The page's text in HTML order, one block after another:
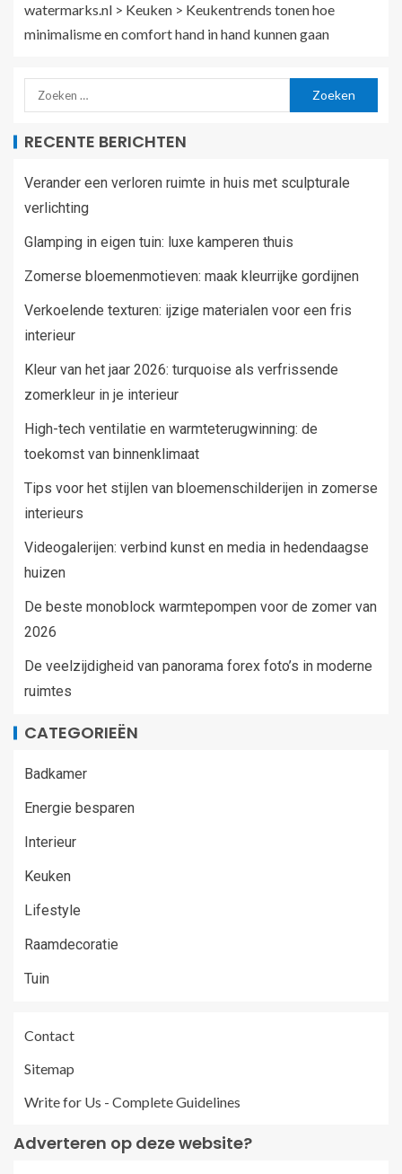
watermarks.nl > Keuken > Keukentrends tonen hoe
minimalisme en comfort hand in hand kunnen gaan
RECENTE BERICHTEN
Verander een verloren ruimte in huis met sculpturale
verlichting
Glamping in eigen tuin: luxe kamperen thuis
Zomerse bloemenmotieven: maak kleurrijke gordijnen
Verkoelende texturen: ijzige materialen voor een fris
interieur
Kleur van het jaar 2026: turquoise als verfrissende
zomerkleur in je interieur
High-tech ventilatie en warmteterugwinning: de
toekomst van binnenklimaat
Tips voor het stijlen van bloemenschilderijen in zomerse
interieurs
Videogalerijen: verbind kunst en media in hedendaagse
huizen
De beste monoblock warmtepompen voor de zomer van
2026
De veelzijdigheid van panorama forex foto’s in moderne
ruimtes
CATEGORIEËN
Badkamer
Energie besparen
Interieur
Keuken
Lifestyle
Raamdecoratie
Tuin
Contact
Sitemap
Write for Us - Complete Guidelines
Adverteren op deze website?